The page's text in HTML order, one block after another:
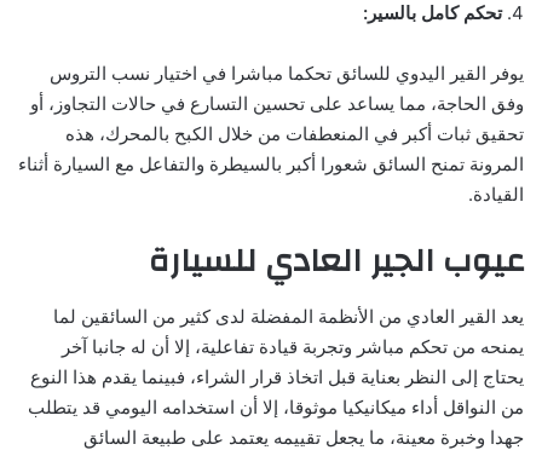
4. تحكم كامل بالسير:
يوفر القير اليدوي للسائق تحكما مباشرا في اختيار نسب التروس
وفق الحاجة، مما يساعد على تحسين التسارع في حالات التجاوز، أو
تحقيق ثبات أكبر في المنعطفات من خلال الكبح بالمحرك، هذه
المرونة تمنح السائق شعورا أكبر بالسيطرة والتفاعل مع السيارة أثناء
القيادة.
عيوب الجير العادي للسيارة
يعد القير العادي من الأنظمة المفضلة لدى كثير من السائقين لما
يمنحه من تحكم مباشر وتجربة قيادة تفاعلية، إلا أن له جانبا آخر
يحتاج إلى النظر بعناية قبل اتخاذ قرار الشراء، فبينما يقدم هذا النوع
من النواقل أداء ميكانيكيا موثوقا، إلا أن استخدامه اليومي قد يتطلب
جهدا وخبرة معينة، ما يجعل تقييمه يعتمد على طبيعة السائق